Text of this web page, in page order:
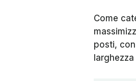
Come
posti,